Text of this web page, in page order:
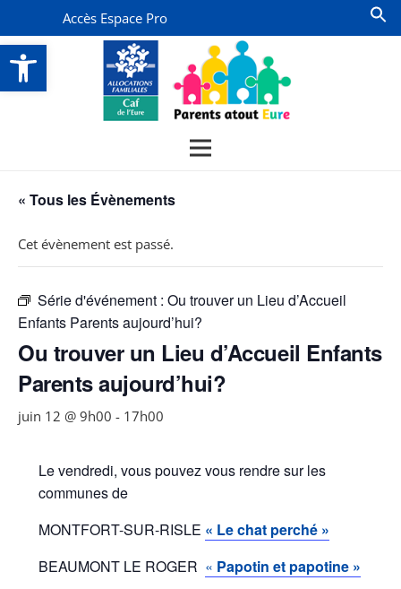
Ouvrir la barre d’outils
Accès Espace Pro
« Tous les Évènements
Cet évènement est passé.
Série d'événement : Ou trouver un Lieu d’Accueil
Enfants Parents aujourd’hui?
Ou trouver un Lieu d’Accueil Enfants
Parents aujourd’hui?
juin 12 @ 9h00 - 17h00
Le vendredi, vous pouvez vous rendre sur les
communes de
MONTFORT-SUR-RISLE « Le chat perché »
BEAUMONT LE ROGER « Papotin et papotine »